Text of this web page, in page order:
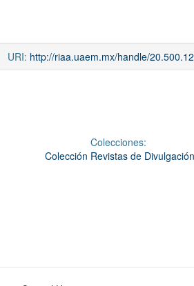
URI: http://riaa.uaem.mx/handle/
Colecciones:
Colección Revistas de Divulgación